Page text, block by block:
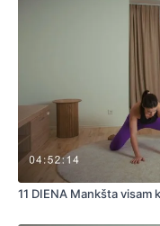
11 DIENA Mankšta visam